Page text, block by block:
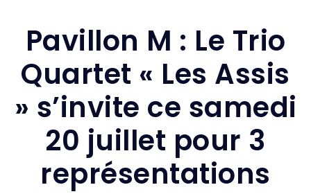
Pavillon M : Le Trio
Quartet « Les Assis
» s’invite ce samedi
20 juillet pour 3
représentations